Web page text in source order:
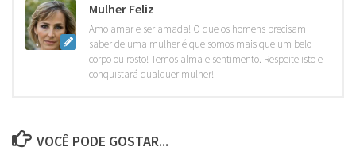
Mulher Feliz
Amo amar e ser amada! O que os homens precisam
saber de uma mulher é que somos mais que um belo
corpo ou rosto! Temos alma e sentimento. Respeite isto e
conquistará qualquer mulher!
VOCÊ PODE GOSTAR...